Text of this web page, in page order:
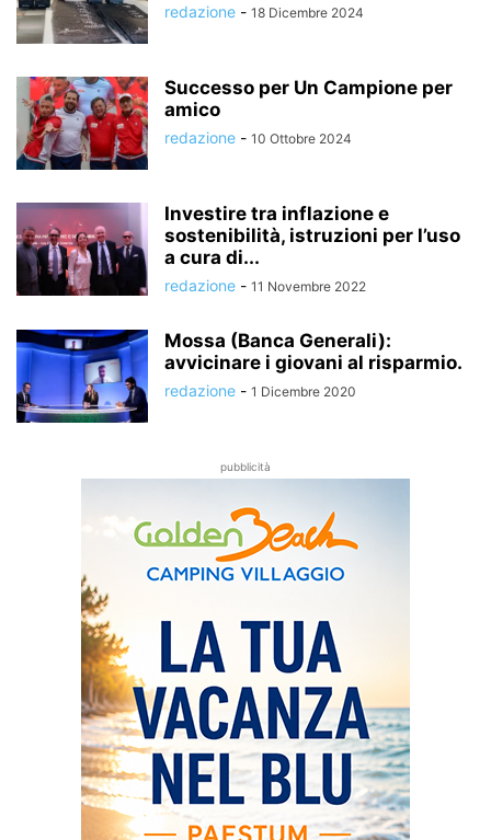
redazione - 18 Dicembre 2024
Successo per Un Campione per
amico
redazione - 10 Ottobre 2024
Investire tra inflazione e
sostenibilità, istruzioni per l’uso
a cura di...
redazione - 11 Novembre 2022
Mossa (Banca Generali):
avvicinare i giovani al risparmio.
redazione - 1 Dicembre 2020
pubblicità